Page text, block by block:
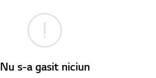
Nu s-a gasit niciun